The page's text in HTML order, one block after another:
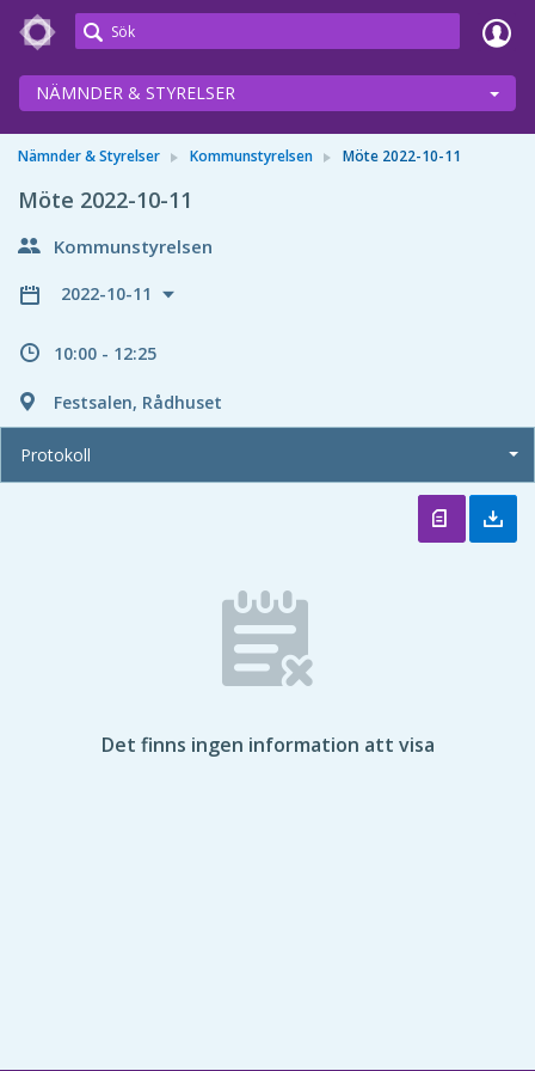
Meetings+
NÄMNDER & STYRELSER
Nämnder & Styrelser Kommunstyrelsen Möte 2022-10-11
Möte 2022-10-11
Kommunstyrelsen
2022-10-11
10:00 - 12:25
Festsalen, Rådhuset
Protokoll
Det finns ingen information att visa